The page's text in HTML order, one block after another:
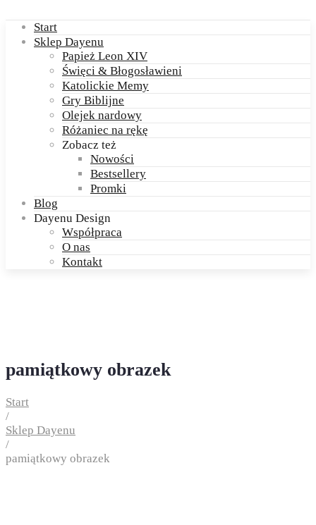
Start
Sklep Dayenu
Papież Leon XIV
Święci & Błogosławieni
Katolickie Memy
Gry Biblijne
Olejek nardowy
Różaniec na rękę
Zobacz też
Nowości
Bestsellery
Promki
Blog
Dayenu Design
Współpraca
O nas
Kontakt
pamiątkowy obrazek
Start
/
Sklep Dayenu
/
pamiątkowy obrazek